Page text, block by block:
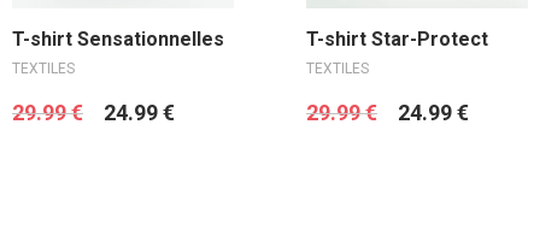
Choix des options
T-shirt Sensationnelles
TEXTILES
29.99€ 24.99€
Ajouter au panier
T-shirt Star-Protect
TEXTILES
29.99€ 24.99€